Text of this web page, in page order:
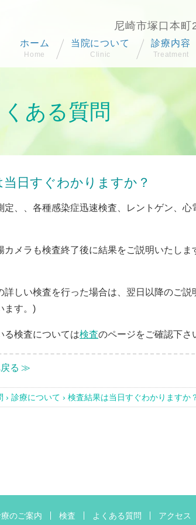
尼崎市塚口本
ホーム 当院について 診療内容
くある質問
当日すぐわかりますか？
定、、各種感染症迅速検査、レントゲン、
カメラも検査終了後に結果をご説明いたし
詳しい検査を行った場合は、翌日以降のご
ます。)
る検査については検査のページをご確認下さ
る
› 診療について › 検査結果は当日すぐわかりますか
のご案内 検査 よくある質問 アクセス